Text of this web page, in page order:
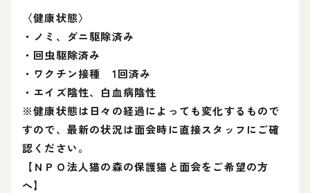
〈健康状態〉
・ノミ、ダニ駆除済み
・回虫駆除済み
・ワクチン接種 1回済み
・エイズ陰性、白血病陰性
※健康状態は日々の経過によっても変化するもので
すので、最新の状況は面会時に直接スタッフにご確
認ください。
【ＮＰＯ法人猫の森の保護猫と面会をご希望の方
へ】